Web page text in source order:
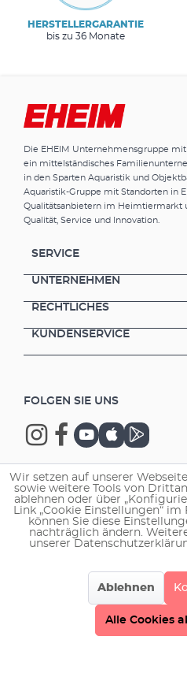
HERSTELLERGARANTIE
bis zu 36 Monate
Die EHEIM Unternehmensgruppe
ein mittelständisches
in den Sparten Aquaristik und
Aquaristik-Gruppe mit Standorten in
Qualitätsanbietern im Heimtiermarkt
Qualität, Service und Innovation.
SERVICE
UNTERNEHMEN
RECHTLICHES
KUNDENSERVICE
FOLGEN SIE UNS
Copyright © 2026 EHEIM GmbH & Co.
Wir setzen auf unserer
sowie weitere Tools von
ablehnen oder über
Link „Cookie Einstellungen“
können Sie diese
nachträglich ändern.
unserer
Ablehnen
Alle Cookies